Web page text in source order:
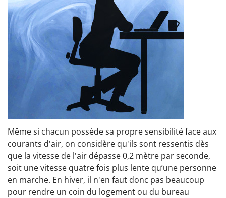
Même si chacun possède sa propre sensibilité face aux
courants d'air, on considère qu'ils sont ressentis dès
que la vitesse de l'air dépasse 0,2 mètre par seconde,
soit une vitesse quatre fois plus lente qu’une personne
en marche. En hiver, il n'en faut donc pas beaucoup
pour rendre un coin du logement ou du bureau